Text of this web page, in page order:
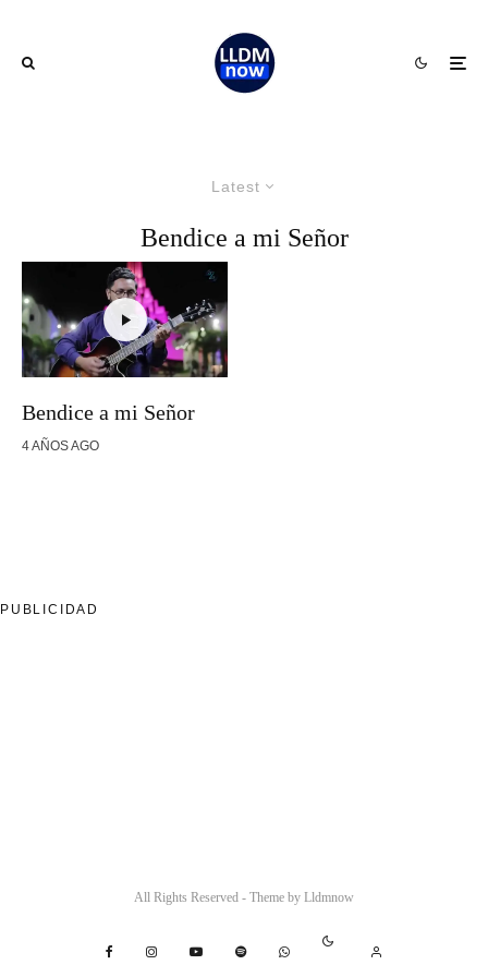
Latest
Bendice a mi Señor
Bendice a mi Señor
4 AÑOS AGO
PUBLICIDAD
All Rights Reserved - Theme by Lldmnow